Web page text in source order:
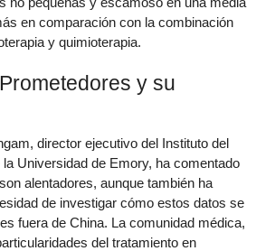
en comparación con la combinación
y quimioterapia.
y su
director ejecutivo del Instituto del
Universidad de Emory, ha comentado
alentadores, aunque también ha
de investigar cómo estos datos se
fuera de China. La comunidad médica,
del tratamiento en